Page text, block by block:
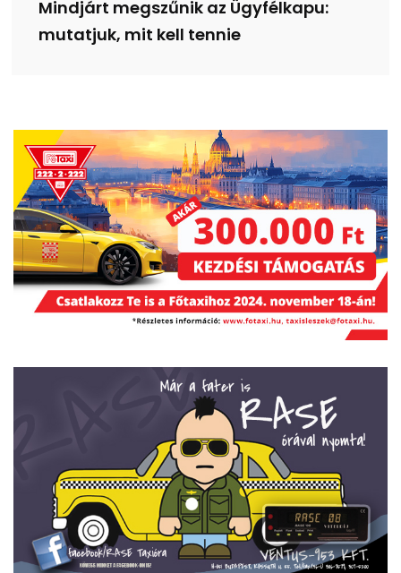
Mindjárt megszűnik az Ügyfélkapu:
mutatjuk, mit kell tennie